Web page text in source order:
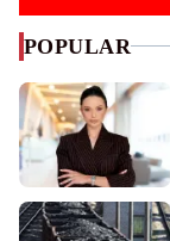
POPULAR